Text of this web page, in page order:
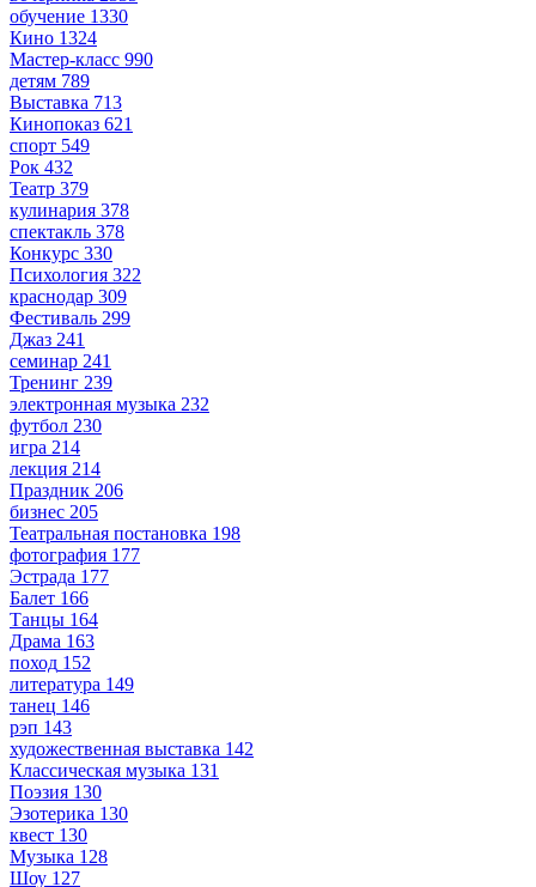
обучение 1330
Кино 1324
Мастер-класс 990
детям 789
Выставка 713
Кинопоказ 621
спорт 549
Рок 432
Театр 379
кулинария 378
спектакль 378
Конкурс 330
Психология 322
краснодар 309
Фестиваль 299
Джаз 241
семинар 241
Тренинг 239
электронная музыка 232
футбол 230
игра 214
лекция 214
Праздник 206
бизнес 205
Театральная постановка 198
фотография 177
Эстрада 177
Балет 166
Танцы 164
Драма 163
поход 152
литература 149
танец 146
рэп 143
художественная выставка 142
Классическая музыка 131
Поэзия 130
Эзотерика 130
квест 130
Музыка 128
Шоу 127